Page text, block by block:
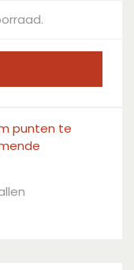
punten te